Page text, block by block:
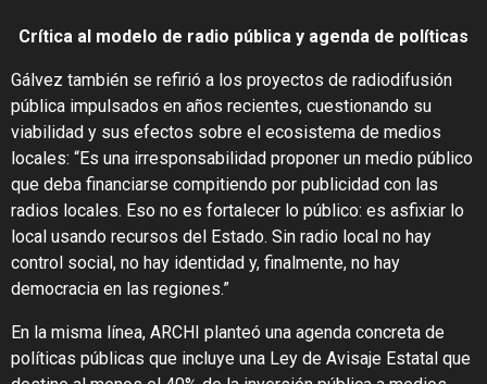
Crítica al modelo de radio pública y agenda de políticas
Gálvez también se refirió a los proyectos de radiodifusión
pública impulsados en años recientes, cuestionando su
viabilidad y sus efectos sobre el ecosistema de medios
locales: “Es una irresponsabilidad proponer un medio público
que deba financiarse compitiendo por publicidad con las
radios locales. Eso no es fortalecer lo público: es asfixiar lo
local usando recursos del Estado. Sin radio local no hay
control social, no hay identidad y, finalmente, no hay
democracia en las regiones.”
En la misma línea, ARCHI planteó una agenda concreta de
políticas públicas que incluye una Ley de Avisaje Estatal que